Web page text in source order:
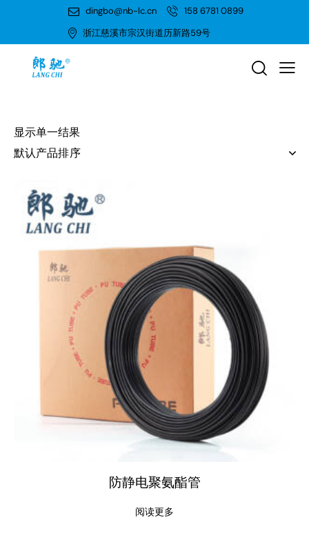
dingbo@nb-lc.cn
158 6781 0899
浙江慈溪市宗汉街道历新路59号
显示单一结果
防静电聚氨酯管
阅读更多